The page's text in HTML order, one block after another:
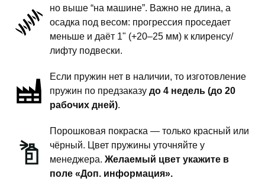
поколение
-
пружины
подвески
комфорт
но выше “на машине”. Важно не длина, а
осадка под весом: прогрессия проседает
меньше и даёт 1" (+20–25 мм) к клиренсу/
лифту подвески.
Если пружин нет в наличии, то изготовление
пружин по предзаказу до 4 недель (до 20
рабочих дней).
Порошковая покраска — только красный или
чёрный. Цвет пружины уточняйте у
менеджера. Желаемый цвет укажите в
поле «Доп. информация».